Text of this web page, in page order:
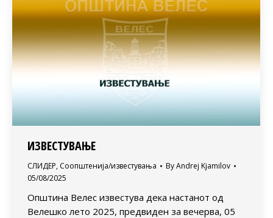
ИЗВЕСТУВАЊЕ
СЛИДЕР, Соопштенија/известувања ByAndrej Kjamilov
05/08/2025
Општина Велес известува дека настанот од
Велешко лето 2025, предвиден за вечерва, 05